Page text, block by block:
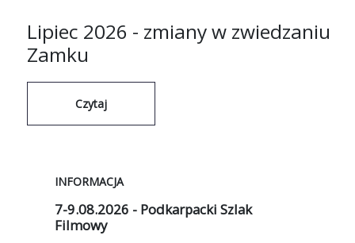
Lipiec 2026 - zmiany w zwiedzaniu
Zamku
Czytaj
INFORMACJA
7-9.08.2026 - Podkarpacki Szlak
Filmowy